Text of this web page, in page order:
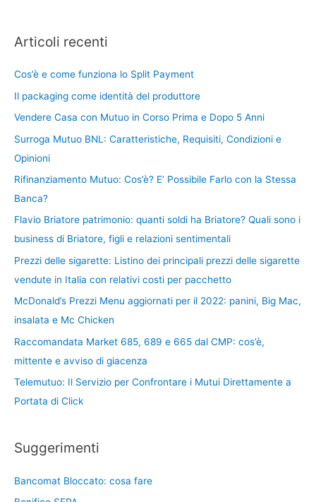
Articoli recenti
Cos’è e come funziona lo Split Payment
Il packaging come identità del produttore
Vendere Casa con Mutuo in Corso Prima e Dopo 5 Anni
Surroga Mutuo BNL: Caratteristiche, Requisiti, Condizioni e
Opinioni
Rifinanziamento Mutuo: Cos’è? E’ Possibile Farlo con la Stessa
Banca?
Flavio Briatore patrimonio: quanti soldi ha Briatore? Quali sono i
business di Briatore, figli e relazioni sentimentali
Prezzi delle sigarette: Listino dei principali prezzi delle sigarette
vendute in Italia con relativi costi per pacchetto
McDonald’s Prezzi Menu aggiornati per il 2022: panini, Big Mac,
insalata e Mc Chicken
Raccomandata Market 685, 689 e 665 dal CMP: cos’è,
mittente e avviso di giacenza
Telemutuo: Il Servizio per Confrontare i Mutui Direttamente a
Portata di Click
Suggerimenti
Bancomat Bloccato: cosa fare